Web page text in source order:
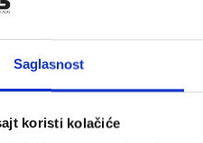
Saglasnost
koristi kolačiće